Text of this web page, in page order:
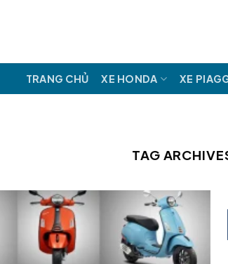
TRANG CHỦ XE HONDA XE
TAG